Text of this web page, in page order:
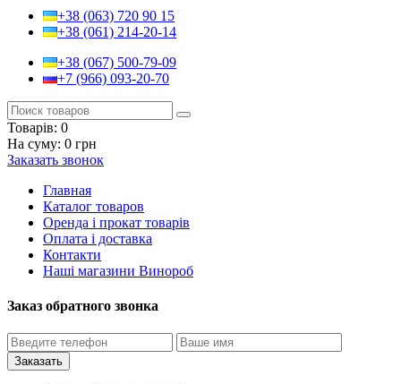
+38 (063) 720 90 15
+38 (061) 214-20-14
+38 (067) 500-79-09
+7 (966) 093-20-70
Товарів: 0
На суму: 0 грн
Заказать звонок
Главная
Каталог товаров
Оренда і прокат товарів
Оплата і доставка
Контакти
Наші магазини Винороб
Заказ обратного звонка